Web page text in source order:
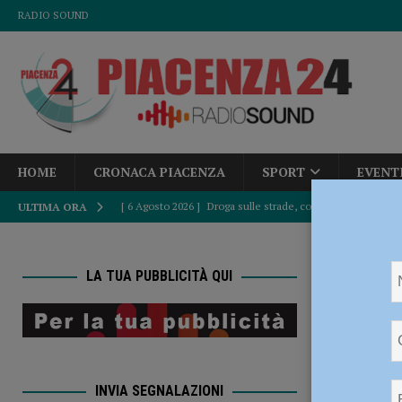
RADIO SOUND
HOME CRONACA PIACENZA SPORT
ULTIMA ORA [ 6 Agosto 2026 ] Droga sulle strade, controlli a tappeto
[ 6 Agosto 2026 ] Bimbo di tre anni travolto da un’auto:
[ 6 Agosto 2026 ] Fine del caldo africano, Paolo
[ 6 Agosto 2026 ] Accampamenti abusivi e bivacchi alla
12
LA TUA PUBBLICITÀ QUI
INVIA SEGNALAZIONI